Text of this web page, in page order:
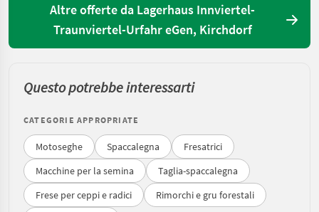
Altre offerte da Lagerhaus Innviertel-
Traunviertel-Urfahr eGen, Kirchdorf
Questo potrebbe interessarti
CATEGORIE APPROPRIATE
Motoseghe Spaccalegna
Fresatrici
Macchine per la semina
Taglia-spaccalegna
Frese per ceppi e radici
Rimorchi e gru forestali